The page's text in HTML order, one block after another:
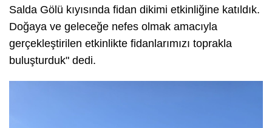
Salda Gölü kıyısında fidan dikimi etkinliğine katıldık.
Doğaya ve geleceğe nefes olmak amacıyla
gerçekleştirilen etkinlikte fidanlarımızı toprakla
buluşturduk" dedi.